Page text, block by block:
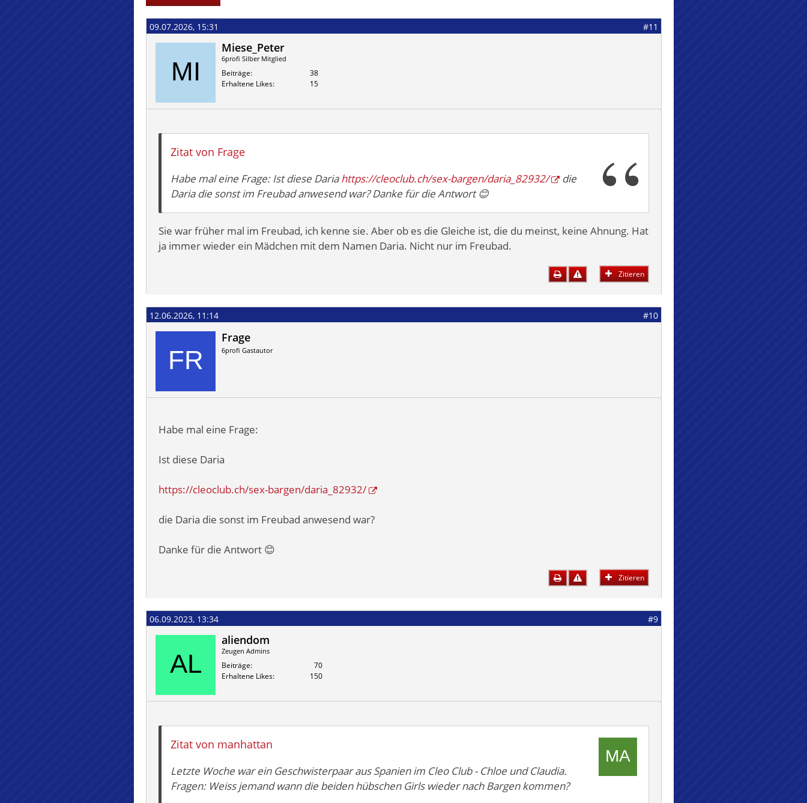
09.07.2026, 15:31 #11
Miese_Peter
6profi Silber Mitglied
Beiträge
38
Erhaltene Likes
15
Zitat von Frage
Habe mal eine Frage: Ist diese Dariahttps://cleoclub.ch/sex-bargen/daria_82932/
die
Daria die sonst im Freubad anwesend war? Danke für die Antwort 😊
Sie war früher mal im Freubad, ich kenne sie. Aber ob es die Gleiche ist, die du meinst, keine Ahnung. Hat
ja immer wieder ein Mädchen mit dem Namen Daria. Nicht nur im Freubad.
Zitieren
12.06.2026, 11:14 #10
Frage
6profi Gastautor
Habe mal eine Frage:
Ist diese Daria
https://cleoclub.ch/sex-bargen/daria_82932/
die Daria die sonst im Freubad anwesend war?
Danke für die Antwort 😊
Zitieren
06.09.2023, 13:34 #9
aliendom
Zeugen Admins
Beiträge
70
Erhaltene Likes
150
Zitat von manhattan
Letzte Woche war ein Geschwisterpaar aus Spanien im Cleo Club - Chloe und Claudia.
Fragen: Weiss jemand wann die beiden hübschen Girls wieder nach Bargen kommen?